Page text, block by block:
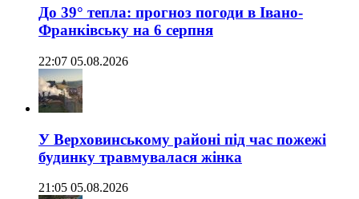
До 39° тепла: прогноз погоди в Івано-
Франківську на 6 серпня
22:07 05.08.2026
У Верховинському районі під час пожежі
будинку травмувалася жінка
21:05 05.08.2026